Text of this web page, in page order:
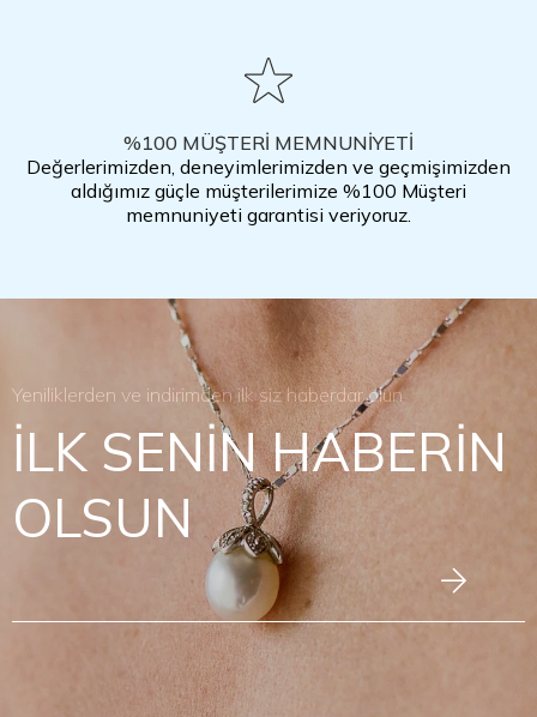
%100 MÜŞTERİ MEMNUNİYETİ
Değerlerimizden, deneyimlerimizden ve geçmişimizden
aldığımız güçle müşterilerimize %100 Müşteri
memnuniyeti garantisi veriyoruz.
Yeniliklerden ve indirimden ilk siz haberdar olun